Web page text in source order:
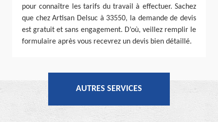
pour connaître les tarifs du travail à effectuer. Sachez
que chez Artisan Delsuc à 33550, la demande de devis
est gratuit et sans engagement. D’où, veillez remplir le
formulaire après vous recevrez un devis bien détaillé.
AUTRES SERVICES